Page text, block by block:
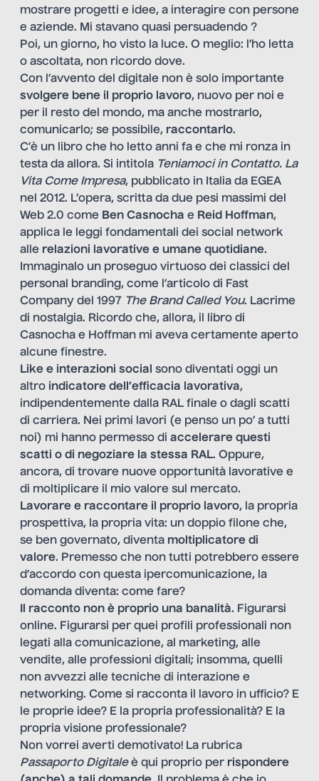
mostrare progetti e idee, a interagire con persone
e aziende. Mi stavano quasi persuadendo ?
Poi, un giorno, ho visto la luce. O meglio: l’ho letta
o ascoltata, non ricordo dove.
Con l’avvento del digitale non è solo importante
svolgere bene il proprio lavoro, nuovo per noi e
per il resto del mondo, ma anche mostrarlo,
comunicarlo; se possibile, raccontarlo.
C’è un libro che ho letto anni fa e che mi ronza in
testa da allora. Si intitola Teniamoci in Contatto. La
Vita Come Impresa, pubblicato in Italia da EGEA
nel 2012. L’opera, scritta da due pesi massimi del
Web 2.0 come Ben Casnocha e Reid Hoffman,
applica le leggi fondamentali dei social network
alle relazioni lavorative e umane quotidiane.
Immaginalo un proseguo virtuoso dei classici del
personal branding, come l’articolo di Fast
Company del 1997 The Brand Called You. Lacrime
di nostalgia. Ricordo che, allora, il libro di
Casnocha e Hoffman mi aveva certamente aperto
alcune finestre.
Like e interazioni social sono diventati oggi un
altro indicatore dell’efficacia lavorativa,
indipendentemente dalla RAL finale o dagli scatti
di carriera. Nei primi lavori (e penso un po’ a tutti
noi) mi hanno permesso di accelerare questi
scatti o di negoziare la stessa RAL. Oppure,
ancora, di trovare nuove opportunità lavorative e
di moltiplicare il mio valore sul mercato.
Lavorare e raccontare il proprio lavoro, la propria
prospettiva, la propria vita: un doppio filone che,
se ben governato, diventa moltiplicatore di
valore. Premesso che non tutti potrebbero essere
d’accordo con questa ipercomunicazione, la
domanda diventa: come fare?
Il racconto non è proprio una banalità. Figurarsi
online. Figurarsi per quei profili professionali non
legati alla comunicazione, al marketing, alle
vendite, alle professioni digitali; insomma, quelli
non avvezzi alle tecniche di interazione e
networking. Come si racconta il lavoro in ufficio? E
le proprie idee? E la propria professionalità? E la
propria visione professionale?
Non vorrei averti demotivato! La rubrica
Passaporto Digitaleè qui proprio per rispondere